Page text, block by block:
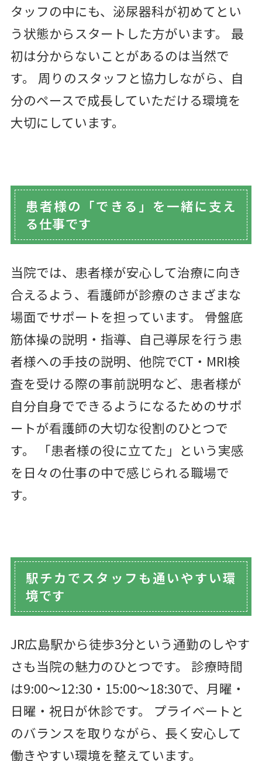
タッフの中にも、泌尿器科が初めてとい
う状態からスタートした方がいます。 最
初は分からないことがあるのは当然で
す。 周りのスタッフと協力しながら、自
分のペースで成長していただける環境を
大切にしています。
患者様の「できる」を一緒に支え
る仕事です
当院では、患者様が安心して治療に向き
合えるよう、看護師が診療のさまざまな
場面でサポートを担っています。 骨盤底
筋体操の説明・指導、自己導尿を行う患
者様への手技の説明、他院でCT・MRI検
査を受ける際の事前説明など、患者様が
自分自身でできるようになるためのサポ
ートが看護師の大切な役割のひとつで
す。 「患者様の役に立てた」という実感
を日々の仕事の中で感じられる職場で
す。
駅チカでスタッフも通いやすい環
境です
JR広島駅から徒歩3分という通勤のしやす
さも当院の魅力のひとつです。 診療時間
は9:00〜12:30・15:00〜18:30で、月曜・
日曜・祝日が休診です。 プライベートと
のバランスを取りながら、長く安心して
働きやすい環境を整えています。